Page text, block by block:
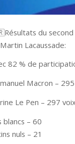
du second
Lacaussade:
82 % de
Macron –
Le Pen – 297 voix
blancs – 60
nuls – 21